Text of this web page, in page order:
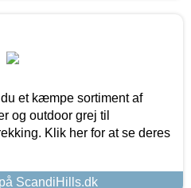
et kæmpe sortiment af
og outdoor grej til
Klik her for at se deres
ScandiHills.dk